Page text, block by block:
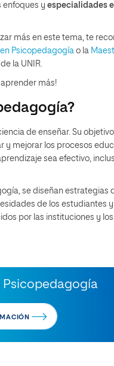
enfoques y especialidades
más en este tema, te
Psicopedagogía o la
de la UNIR.
aprender más!
de enseñar. Su
y mejorar los procesos
sea efectivo,
se diseñan estrategias
de los estudiantes
por las instituciones y
Psicopedagogía